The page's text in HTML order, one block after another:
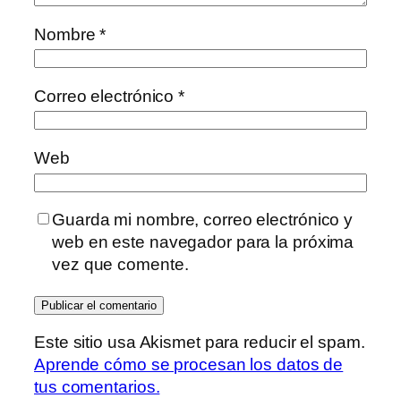
Nombre*
Correo electrónico*
Web
Guarda mi nombre, correo electrónico y
web en este navegador para la próxima
vez que comente.
Este sitio usa Akismet para reducir el spam.
Aprende cómo se procesan los datos de
tus comentarios.